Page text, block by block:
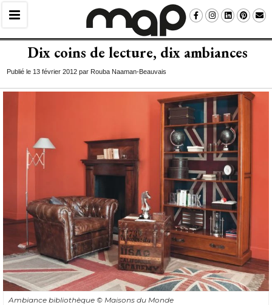
Dix coins de lecture, dix ambiances
Publié le 13 février 2012 par Rouba Naaman-Beauvais
Ambiance bibliothèque © Maisons du Monde